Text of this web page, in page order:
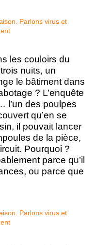
les couloirs du
nuits, un
le bâtiment dans
? L’enquête
l’un des poulpes
qu’en se
il pouvait lancer
de la pièce,
Pourquoi ?
parce qu’il
ou parce que